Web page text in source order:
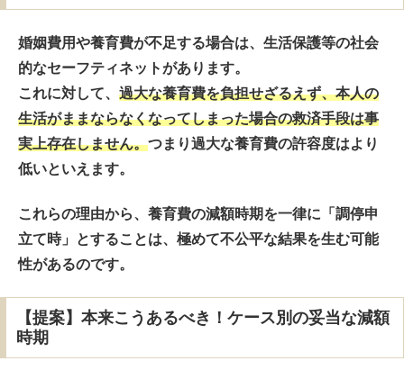
婚姻費用や養育費が不足する場合は、生活保護等の社会
的なセーフティネットがあります。
これに対して、 過大な養育費を負担せざるえず、本人の
生活がままならなくなってしまった場合の救済手段は事
実上存在しません。つまり過大な養育費の許容度はより
低いといえます。
これらの理由から、養育費の減額時期を一律に「調停申
立て時」とすることは、極めて不公平な結果を生む可能
性があるのです。
【提案】本来こうあるべき！ケース別の妥当な減額
時期